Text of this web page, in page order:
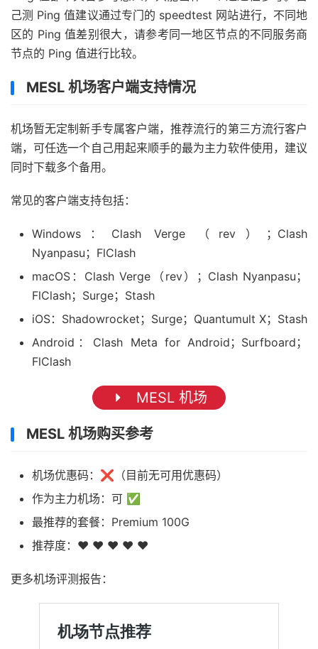
己测 Ping 值建议通过专门的 speedtest 网站进行，不同地
区的 Ping 值差别很大，请参考同一地区节点的不同服务商
节点的 Ping 值进行比较。
MESL 机场客户端支持情况
机场暂无定制新手专属客户端，推荐流行的第三方流行客户
端，可任选一个自己用起来顺手的最为主力软件使用，建议
同时下载多个备用。
常见的客户端支持包括：
Windows：Clash Verge （rev）；Clash
Nyanpasu；FlClash
macOS：Clash Verge（rev）；Clash Nyanpasu；
FlClash；Surge；Stash
iOS：Shadowrocket；Surge；Quantumult X；Stash
Android：Clash Meta for Android；Surfboard；
FlClash
MESL 机场
MESL 机场购买参考
机场优惠码：❌（目前无可用优惠码）
作为主力机场：可 ✅
最推荐的套餐：Premium 100G
推荐度：❤ ❤ ❤ ❤ ❤
更多机场评测报告：